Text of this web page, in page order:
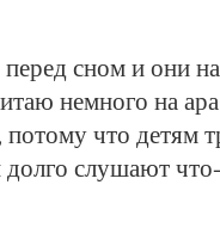
сном и они
немного на
что детям
слушают